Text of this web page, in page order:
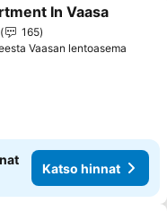
In Vaasa
165
Vaasan lentoasema
Katso hinnat